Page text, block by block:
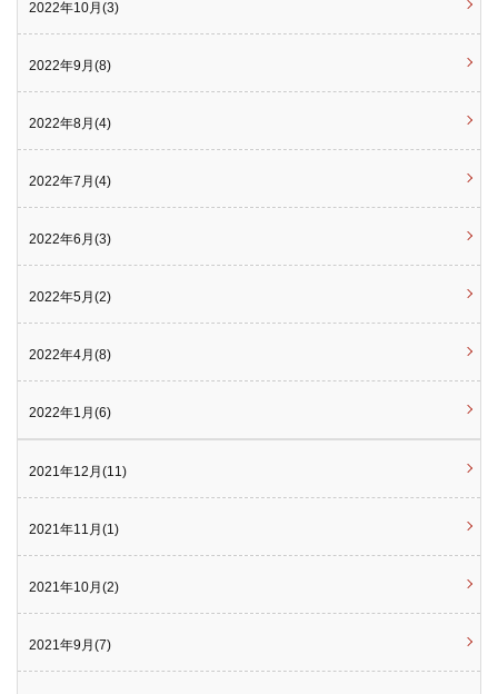
2022年10月(3)
2022年9月(8)
2022年8月(4)
2022年7月(4)
2022年6月(3)
2022年5月(2)
2022年4月(8)
2022年1月(6)
2021年12月(11)
2021年11月(1)
2021年10月(2)
2021年9月(7)